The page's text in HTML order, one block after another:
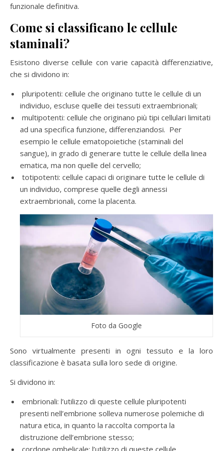
funzionale definitiva.
Come si classificano le cellule
staminali?
Esistono diverse cellule con varie capacità differenziative,
che si dividono in:
pluripotenti: cellule che originano tutte le cellule di un
individuo, escluse quelle dei tessuti extraembrionali;
multipotenti: cellule che originano più tipi cellulari limitati
ad una specifica funzione, differenziandosi. Per
esempio le cellule ematopoietiche (staminali del
sangue), in grado di generare tutte le cellule della linea
ematica, ma non quelle del cervello;
totipotenti: cellule capaci di originare tutte le cellule di
un individuo, comprese quelle degli annessi
extraembrionali, come la placenta.
Foto da Google
Sono virtualmente presenti in ogni tessuto e la loro
classificazione è basata sulla loro sede di origine.
Si dividono in:
embrionali: l’utilizzo di queste cellule pluripotenti
presenti nell’embrione solleva numerose polemiche di
natura etica, in quanto la raccolta comporta la
distruzione dell’embrione stesso;